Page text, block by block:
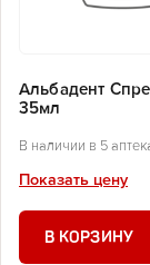
Альбадент
35мл
В наличии в 5
Показать цену
В КОРЗИНУ